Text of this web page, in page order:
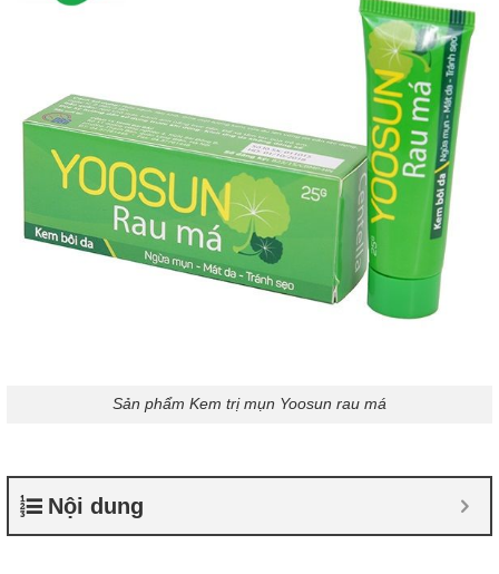
Sản phẩm Kem trị mụn Yoosun rau má
Nội dung